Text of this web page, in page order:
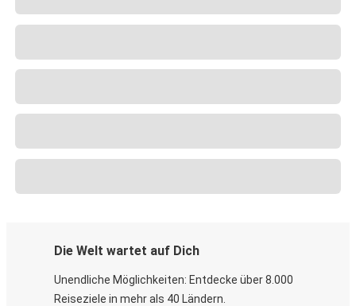
Die Welt wartet auf Dich
Unendliche Möglichkeiten: Entdecke über 8.000
Reiseziele in mehr als 40 Ländern.